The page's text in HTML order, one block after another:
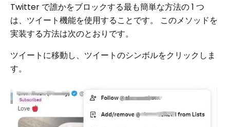
Twitter で誰かをブロックする最も簡単な方法の 1 つ
は、ツイート機能を使用することです。 このメソッドを
実装する方法は次のとおりです。
ツイートに移動し、ツイートのシンボルをクリックしま
す。